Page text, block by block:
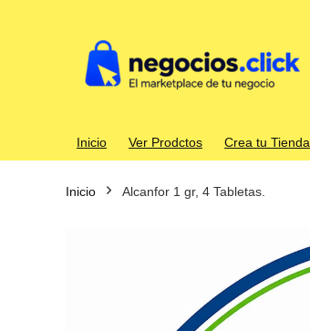
Inicio Ver Prodctos Crea tu Tienda
Inicio Alcanfor 1 gr, 4 Tabletas.